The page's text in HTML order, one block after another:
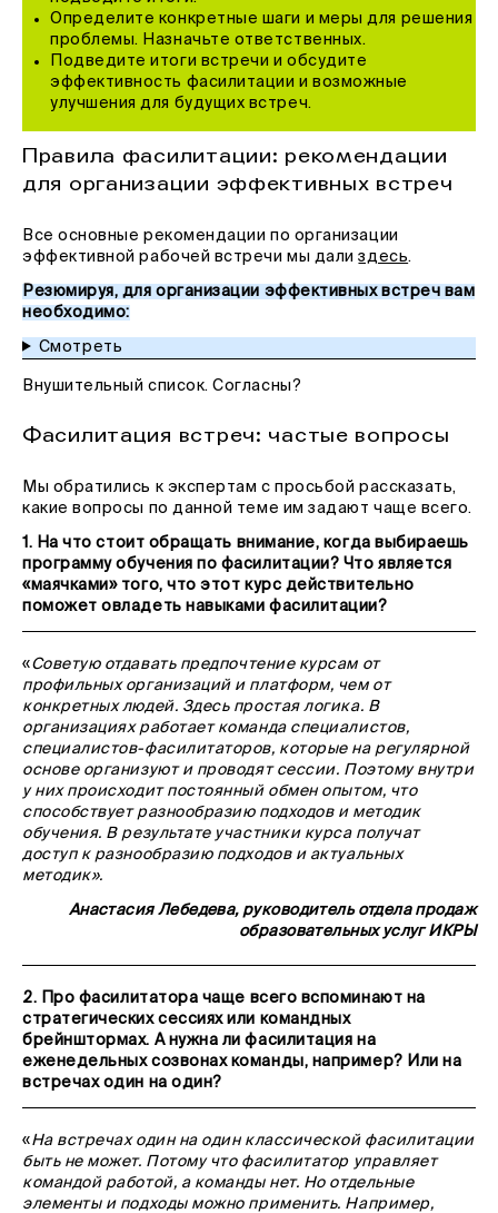
Определите конкретные шаги и меры для решения
проблемы. Назначьте ответственных.
Подведите итоги встречи и обсудите
эффективность фасилитации и возможные
улучшения для будущих встреч.
Правила фасилитации: рекомендации
для организации эффективных встреч
Все основные рекомендации по организации
эффективной рабочей встречи мы дализдесь.
Резюмируя, для организации эффективных встреч вам
необходимо:
Смотреть
Внушительный список. Согласны?
Фасилитация встреч: частые вопросы
Мы обратились к экспертам с просьбой рассказать,
какие вопросы по данной теме им задают чаще всего.
1. На что стоит обращать внимание, когда выбираешь
программу обучения по фасилитации? Что является
«маячками» того, что этот курс действительно
поможет овладеть навыками фасилитации?
«Советую отдавать предпочтение курсам от
профильных организаций и платформ, чем от
конкретных людей. Здесь простая логика. В
организациях работает команда специалистов,
специалистов-фасилитаторов, которые на регулярной
основе организуют и проводят сессии. Поэтому внутри
у них происходит постоянный обмен опытом, что
способствует разнообразию подходов и методик
обучения. В результате участники курса получат
доступ к разнообразию подходов и актуальных
методик».
Анастасия Лебедева, руководитель отдела продаж
образовательных услуг ИКРЫ
2. Про фасилитатора чаще всего вспоминают на
стратегических сессиях или командных
брейнштормах. А нужна ли фасилитация на
еженедельных созвонах команды, например? Или на
встречах один на один?
«На встречах один на один классической фасилитации
быть не может. Потому что фасилитатор управляет
командой работой, а команды нет. Но отдельные
элементы и подходы можно применить. Например,